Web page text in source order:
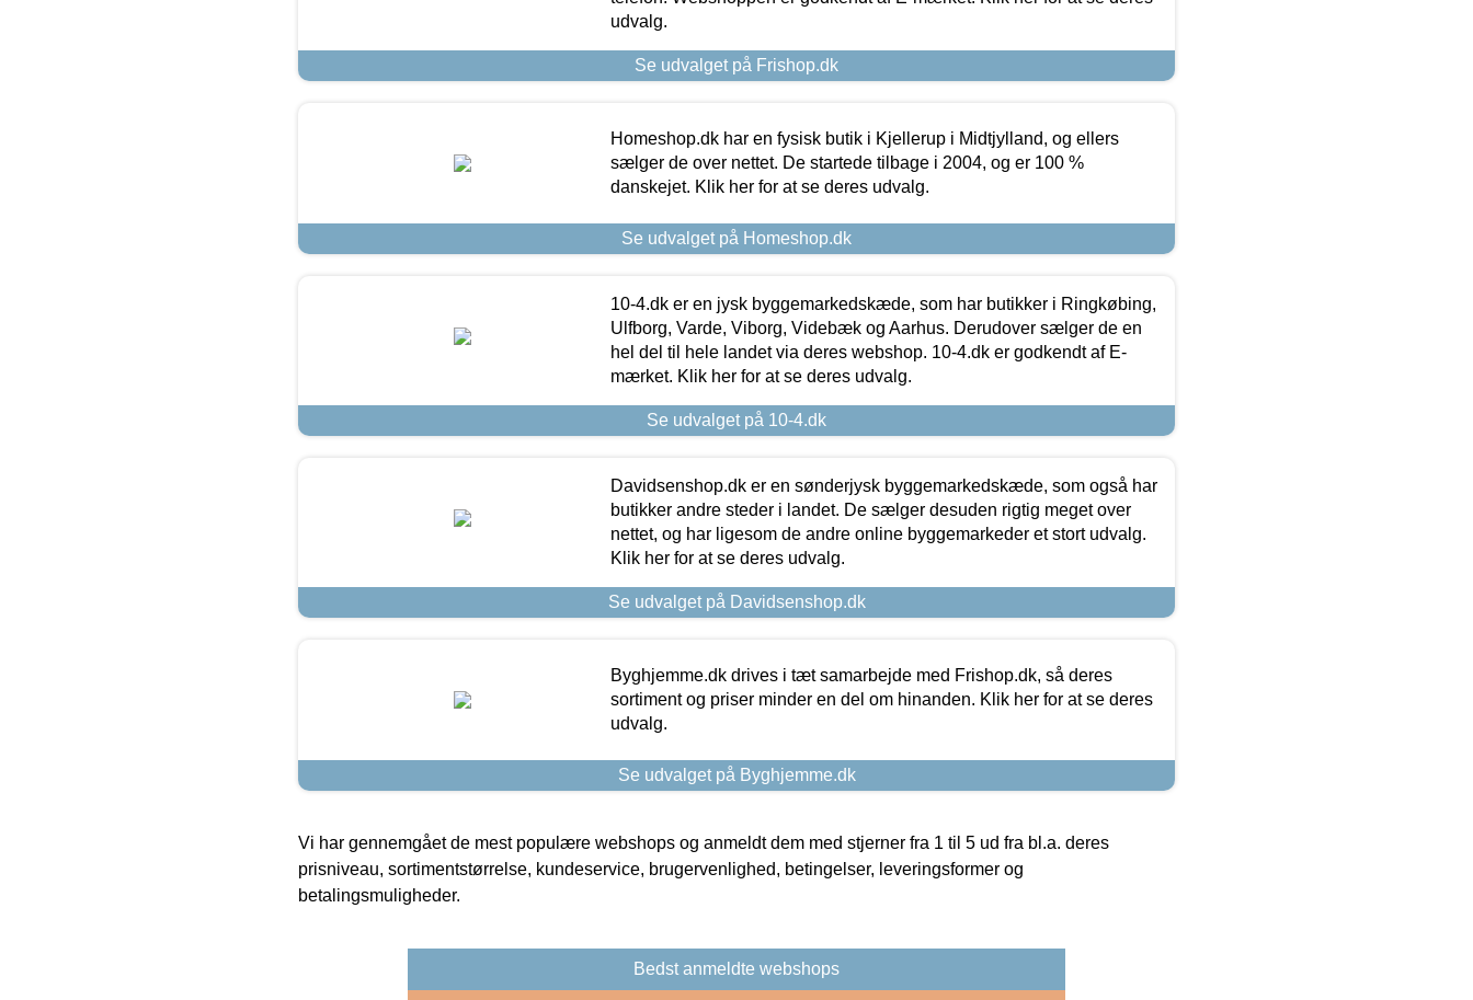
udvalg.
Se udvalget på Frishop.dk
Homeshop.dk har en fysisk butik i Kjellerup i Midtjylland, og ellers
sælger de over nettet. De startede tilbage i 2004, og er 100 %
danskejet. Klik her for at se deres udvalg.
Se udvalget på Homeshop.dk
10-4.dk er en jysk byggemarkedskæde, som har butikker i Ringkøbing,
Ulfborg, Varde, Viborg, Videbæk og Aarhus. Derudover sælger de en
hel del til hele landet via deres webshop. 10-4.dk er godkendt af E-
mærket. Klik her for at se deres udvalg.
Se udvalget på 10-4.dk
Davidsenshop.dk er en sønderjysk byggemarkedskæde, som også har
butikker andre steder i landet. De sælger desuden rigtig meget over
nettet, og har ligesom de andre online byggemarkeder et stort udvalg.
Klik her for at se deres udvalg.
Se udvalget på Davidsenshop.dk
Byghjemme.dk drives i tæt samarbejde med Frishop.dk, så deres
sortiment og priser minder en del om hinanden. Klik her for at se deres
udvalg.
Se udvalget på Byghjemme.dk
Vi har gennemgået de mest populære webshops og anmeldt dem med stjerner fra 1 til 5 ud fra bl.a. deres
prisniveau, sortimentstørrelse, kundeservice, brugervenlighed, betingelser, leveringsformer og
betalingsmuligheder.
Bedst anmeldte webshops